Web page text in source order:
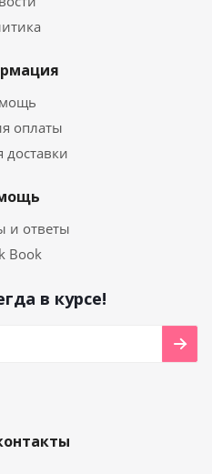
оплаты
доставки
и ответы
Book
в курсе!